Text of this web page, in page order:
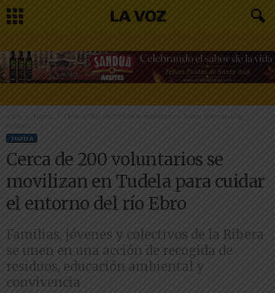
Inicio Tudela
Cerca de 200 voluntarios se movilizan en Tudela para cuidar el
TUDELA
Cerca de 200 voluntarios se
movilizan en Tudela para cuidar
el entorno del río Ebro
Familias, jóvenes y colectivos de la Ribera
se unen en una acción de recogida de
residuos, educación ambiental y
convivencia